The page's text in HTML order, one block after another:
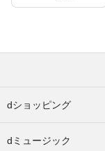
dショッピング
dミュージック